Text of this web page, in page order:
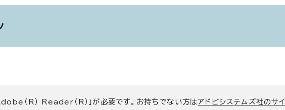
（R） Reader（R）」が必要です。お持ちでない方はアドビシステムズ社のサイ